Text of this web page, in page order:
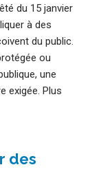
du 15 janvier
à des
du public.
ou
une
exigée. Plus
des